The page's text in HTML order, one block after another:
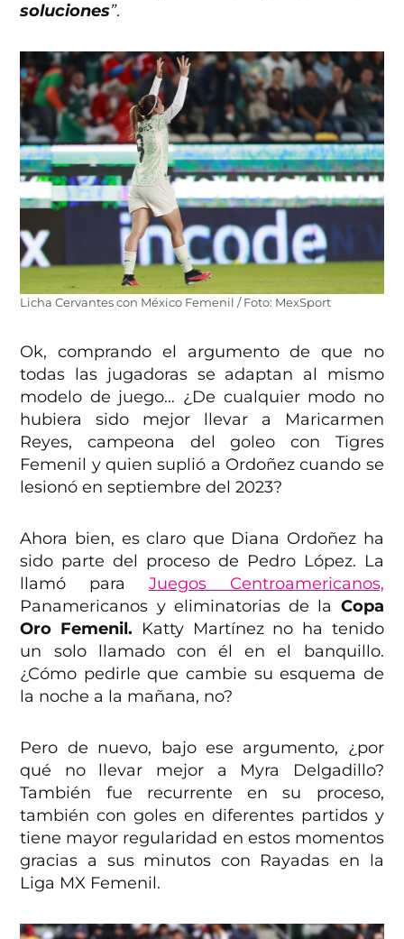
soluciones”.
Licha Cervantes con México Femenil / Foto: MexSport
Ok, comprando el argumento de que no
todas las jugadoras se adaptan al mismo
modelo de juego… ¿De cualquier modo no
hubiera sido mejor llevar a Maricarmen
Reyes, campeona del goleo con Tigres
Femenil y quien suplió a Ordoñez cuando se
lesionó en septiembre del 2023?
Ahora bien, es claro que Diana Ordoñez ha
sido parte del proceso de Pedro López. La
llamó para Juegos Centroamericanos,
Panamericanos y eliminatorias de la Copa
Oro Femenil. Katty Martínez no ha tenido
un solo llamado con él en el banquillo.
¿Cómo pedirle que cambie su esquema de
la noche a la mañana, no?
Pero de nuevo, bajo ese argumento, ¿por
qué no llevar mejor a Myra Delgadillo?
También fue recurrente en su proceso,
también con goles en diferentes partidos y
tiene mayor regularidad en estos momentos
gracias a sus minutos con Rayadas en la
Liga MX Femenil.